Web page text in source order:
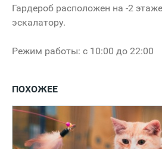
Гардероб расположен на -2
эскалатору.
Режим работы: с 10:00 до 22:00
ПОХОЖЕЕ